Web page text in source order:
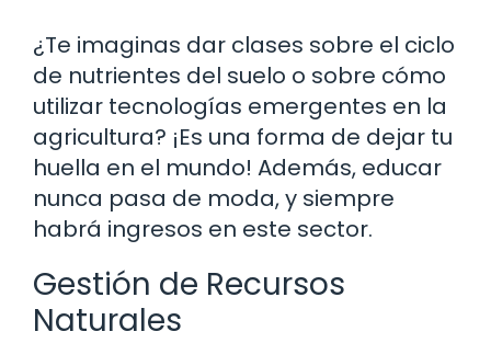
¿Te imaginas dar clases sobre el ciclo
de nutrientes del suelo o sobre cómo
utilizar tecnologías emergentes en la
agricultura? ¡Es una forma de dejar tu
huella en el mundo! Además, educar
nunca pasa de moda, y siempre
habrá ingresos en este sector.
Gestión de Recursos
Naturales